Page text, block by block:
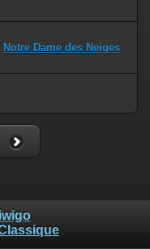
Notre Dame des Neiges